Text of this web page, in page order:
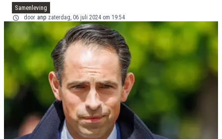
Samenleving
door anp zaterdag, 06 juli 2024 om 19:54